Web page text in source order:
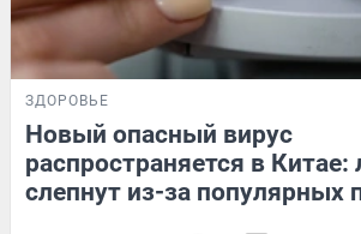
ЗДОРОВЬЕ
Новый опасный вирус
распространяется в
слепнут из-за популярных